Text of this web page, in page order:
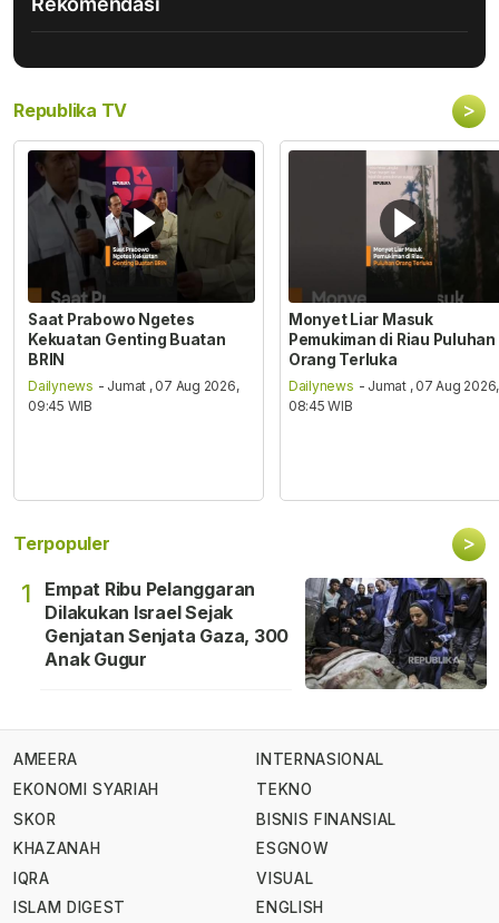
Republika TV >
Saat Prabowo Ngetes
Kekuatan Genting Buatan
BRIN
Dailynews - Jumat , 07 Aug 2026,
09:45 WIB
Monyet Liar Masuk
Pemukiman di Riau Puluhan
Orang Terluka
Dailynews - Jumat , 07 Aug 2026,
08:45 WIB
Terpopuler >
1
Empat Ribu Pelanggaran
Dilakukan Israel Sejak
Genjatan Senjata Gaza, 300
Anak Gugur
AMEERA
EKONOMI SYARIAH
SKOR
KHAZANAH
IQRA
ISLAM DIGEST
INTERNASIONAL
TEKNO
BISNIS FINANSIAL
ESGNOW
VISUAL
ENGLISH